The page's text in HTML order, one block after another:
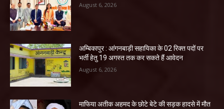
August 6, 2026
अम्बिकापुर : आंगनबाड़ी सहायिका के 02 रिक्त पदों पर
भर्ती हेतु 19 अगस्त तक कर सकते हैं आवेदन
August 6, 2026
माफिया अतीक अहमद के छोटे बेटे की सड़क हादसे में मौत